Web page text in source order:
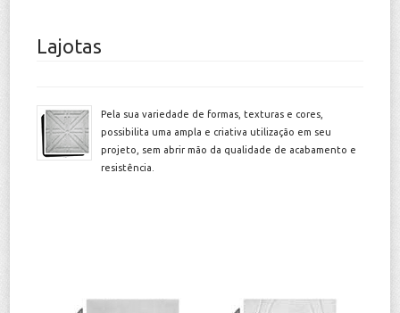
Lajotas
Pela sua variedade de formas, texturas e cores,
possibilita uma ampla e criativa utilização em seu
projeto, sem abrir mão da qualidade de acabamento e
resistência.